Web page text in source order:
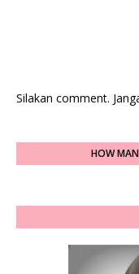
Silakan comment.
HOW